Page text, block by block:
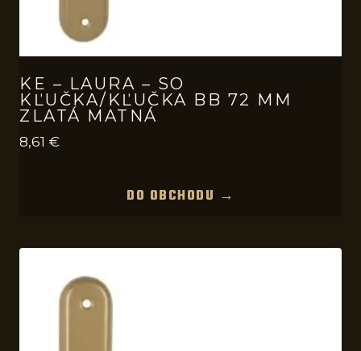
KE – LAURA – SO
KĽUČKA/KĽUČKA BB 72 MM
ZLATÁ MATNÁ
8,61 €
DO OBCHODU →